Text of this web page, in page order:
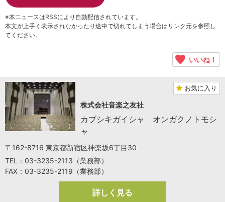
※本ニュースはRSSにより自動配信されています。
本文が上手く表示されなかったり途中で切れてしまう場合はリンク元を参照し
てください。
いいね！
お気に入り
株式会社音楽之友社
カブシキガイシャ オンガクノトモシ
ャ
〒162-8716 東京都新宿区神楽坂6丁目30
TEL：03-3235-2113（業務部）
FAX：03-3235-2119（業務部）
詳しく見る